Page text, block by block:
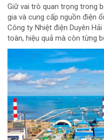
Giữ vai trò quan trọng trong
gia và cung cấp nguồn điện
Công ty Nhiệt điện Duyên
toàn, hiệu quả mà còn từng